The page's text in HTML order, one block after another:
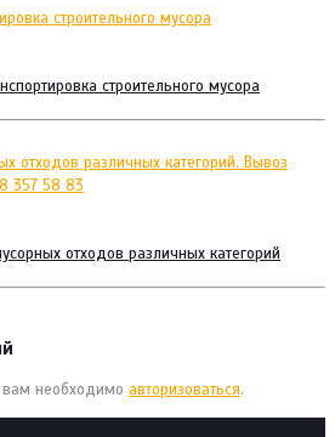
строительного мусора
отходов различных категорий
вам необходимо авторизоваться.